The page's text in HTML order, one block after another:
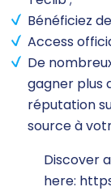
Bénéficiez
Access
De
gagner plus
réputation
source à
Discover
here: